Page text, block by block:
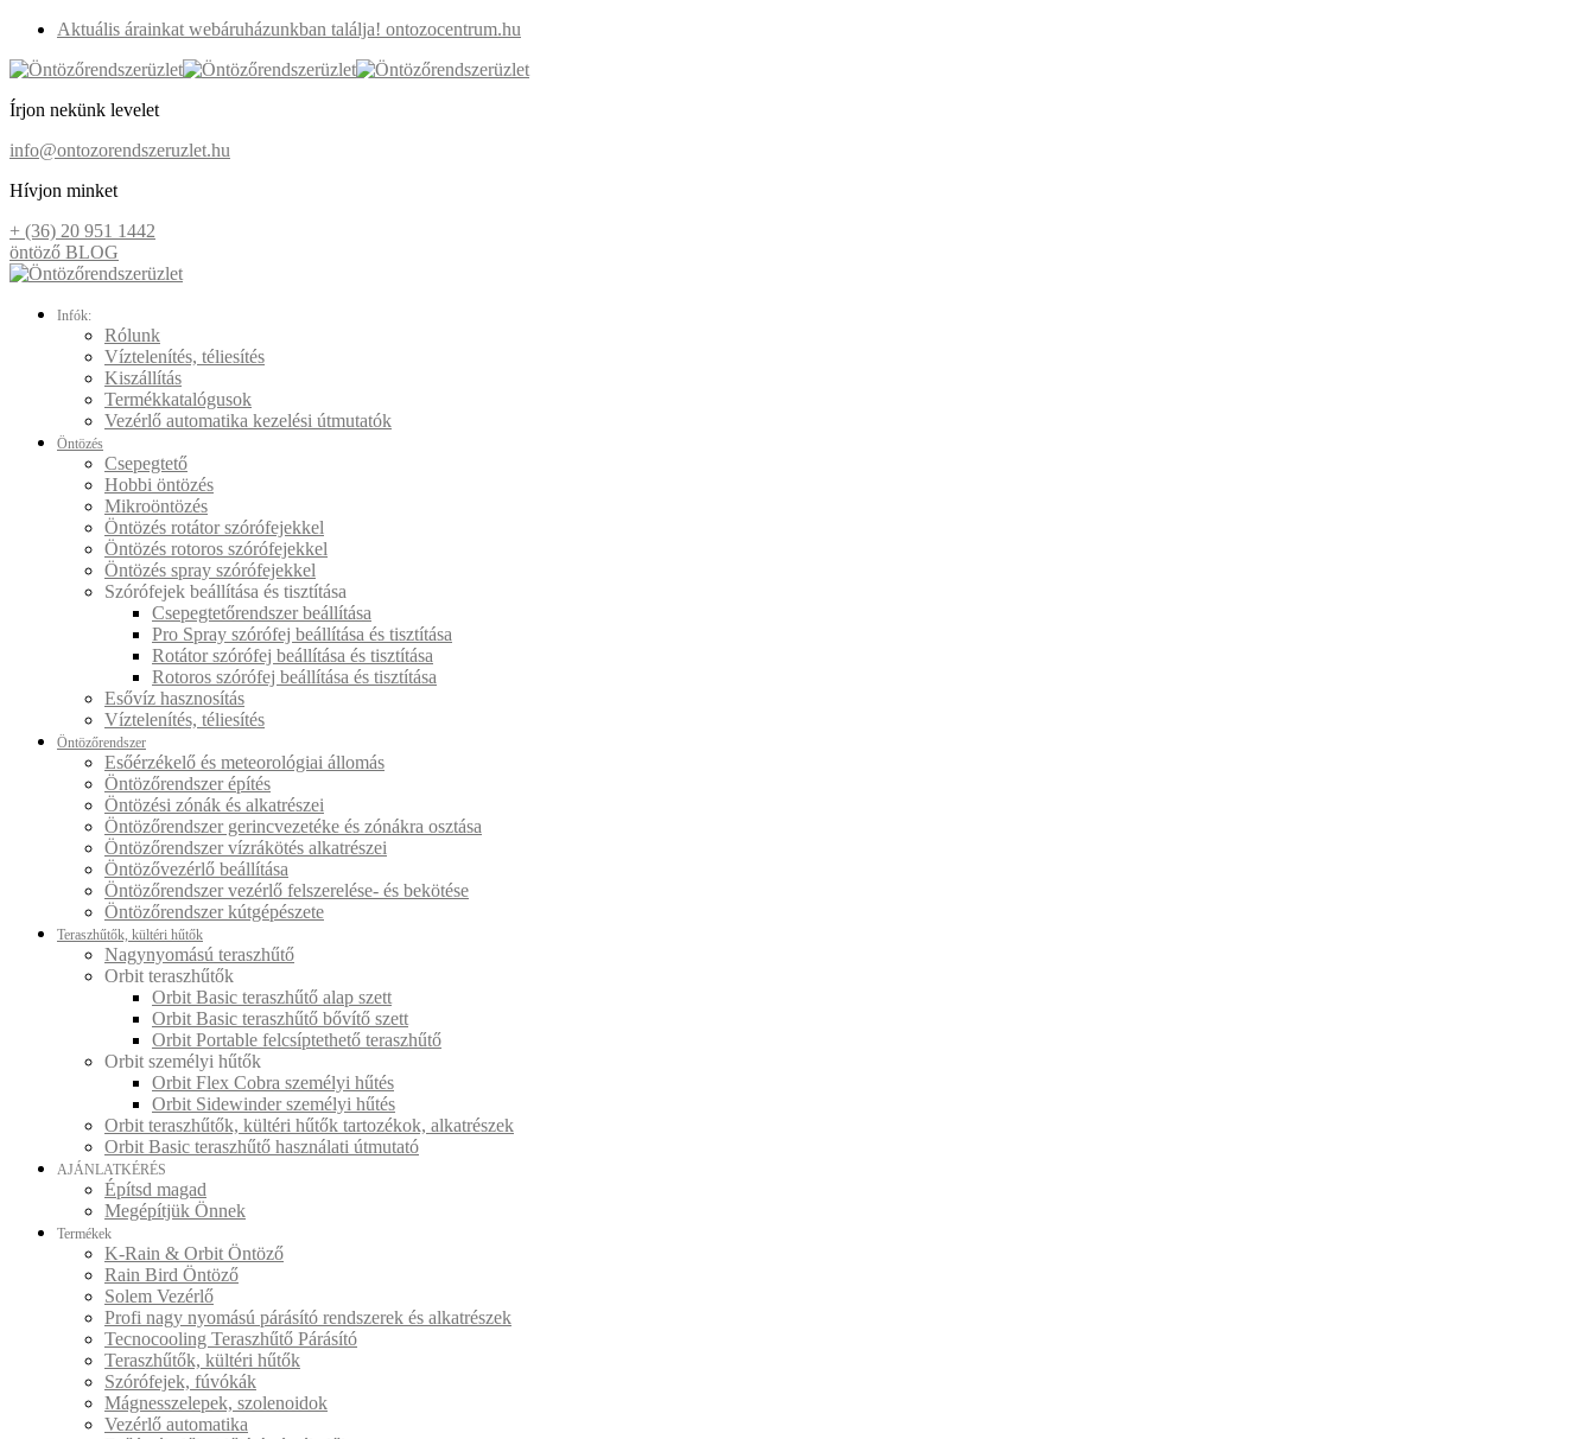
Aktuális árainkat webáruházunkban találja! ontozocentrum.hu
Írjon nekünk levelet
info@ontozorendszeruzlet.hu
Hívjon minket
+ (36) 20 951 1442
öntöző BLOG
Infók:
Rólunk
Víztelenítés, téliesítés
Kiszállítás
Termékkatalógusok
Vezérlő automatika kezelési útmutatók
Öntözés
Csepegtető
Hobbi öntözés
Mikroöntözés
Öntözés rotátor szórófejekkel
Öntözés rotoros szórófejekkel
Öntözés spray szórófejekkel
Szórófejek beállítása és tisztítása
Csepegtetőrendszer beállítása
Pro Spray szórófej beállítása és tisztítása
Rotátor szórófej beállítása és tisztítása
Rotoros szórófej beállítása és tisztítása
Esővíz hasznosítás
Víztelenítés, téliesítés
Öntözőrendszer
Esőérzékelő és meteorológiai állomás
Öntözőrendszer építés
Öntözési zónák és alkatrészei
Öntözőrendszer gerincvezetéke és zónákra osztása
Öntözőrendszer vízrákötés alkatrészei
Öntözővezérlő beállítása
Öntözőrendszer vezérlő felszerelése- és bekötése
Öntözőrendszer kútgépészete
Teraszhűtők, kültéri hűtők
Nagynyomású teraszhűtő
Orbit teraszhűtők
Orbit Basic teraszhűtő alap szett
Orbit Basic teraszhűtő bővítő szett
Orbit Portable felcsíptethető teraszhűtő
Orbit személyi hűtők
Orbit Flex Cobra személyi hűtés
Orbit Sidewinder személyi hűtés
Orbit teraszhűtők, kültéri hűtők tartozékok, alkatrészek
Orbit Basic teraszhűtő használati útmutató
AJÁNLATKÉRÉS
Építsd magad
Megépítjük Önnek
Termékek
K-Rain & Orbit Öntöző
Rain Bird Öntöző
Solem Vezérlő
Profi nagy nyomású párásító rendszerek és alkatrészek
Tecnocooling Teraszhűtő Párásító
Teraszhűtők, kültéri hűtők
Szórófejek, fúvókák
Mágnesszelepek, szolenoidok
Vezérlő automatika